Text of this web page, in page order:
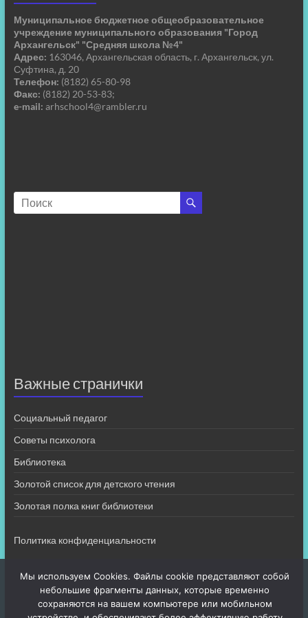
Муниципальное бюджетное общеобразовательное
учреждение муниципального образования "Город
Архангельск" "Средняя школа №4"
Адрес: 163046, Архангельская область, г. Архангельск, ул.
Суфтина, д. 20
Телефон: (8182) 65-80-98
Факс: (8182) 20-53-83;
e-mail: arhschool4@rambler.ru
Важные странички
Социальный педагог
Советы психолога
Библиотека
Золотой список для детского чтения
Золотая полка книг библиотеки
Политика конфиденциальности
Мы используем Cookies. Файлы cookie представляют собой
небольшие фрагменты данных, которые временно
сохраняются на вашем компьютере или мобильном